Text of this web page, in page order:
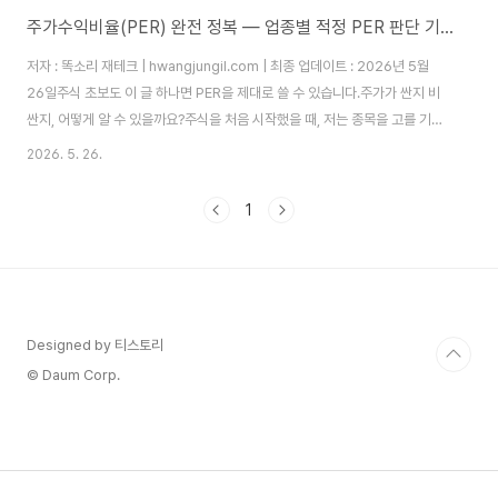
주가수익비율(PER) 완전 정복 — 업종별 적정 PER 판단 기준까지
저자 : 똑소리 재테크 | hwangjungil.com | 최종 업데이트 : 2026년 5월
26일주식 초보도 이 글 하나면 PER을 제대로 쓸 수 있습니다.주가가 싼지 비
싼지, 어떻게 알 수 있을까요?주식을 처음 시작했을 때, 저는 종목을 고를 기준
이 전혀 없었습니다. 뉴스에서 "오를 것 같다"는 말만 믿고 매수했다가 큰 손실
2026. 5. 26.
1
Designed by 티스토리
© Daum Corp.